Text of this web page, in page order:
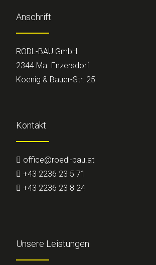
Anschrift
RÖDL-BAU GmbH
2344 Ma. Enzersdorf
Koenig & Bauer-Str. 25
Kontakt
office@roedl-bau.at
+43 2236 23 5 71
+43 2236 23 8 24
Unsere Leistungen